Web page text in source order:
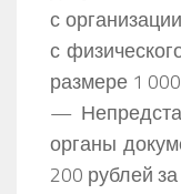
с
с
размере 1
—
органы
200 рублей